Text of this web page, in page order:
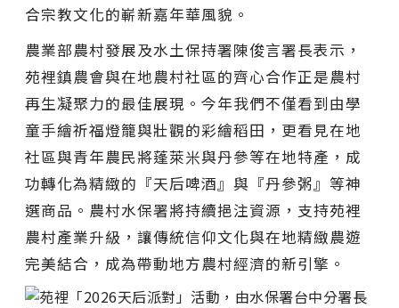
合宗教文化的嶄新嘉年華風貌。
農業部農村發展及水土保持署陳俊言署長表示，
苑裡鎮農會與在地農村社區的齊心合作正是農村
再生凝聚力的最佳展現。今年我們不僅看到由學
童手繪祈福燈籠與壯觀的彩繪稻田，更看見在地
社區與青年農民將蓬萊米與丹參等在地特產，成
功轉化為精緻的『天后啤酒』與『丹參粥』等神
選商品。農村水保署將持續挹注資源，支持苑裡
農村產業升級，讓傳統信仰文化與在地精緻農遊
完美結合，成為帶動地方農村經濟的新引擎。